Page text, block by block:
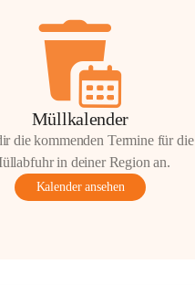
Müllkalender
die kommenden Termine für die
in deiner Region an.
Kalender ansehen